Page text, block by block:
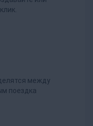
между
поездка